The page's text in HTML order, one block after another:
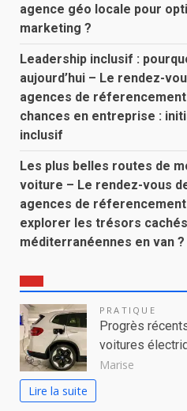
agence géo locale pour
marketing ?
Leadership inclusif :
aujourd’hui – Le rendez-
agences de
chances en entreprise :
inclusif
Les plus belles routes de
voiture – Le rendez-vous
agences de
explorer les trésors
méditerranéennes en van ?
PRATIQUE
Progrès
voitures
Marise
Lire la suite